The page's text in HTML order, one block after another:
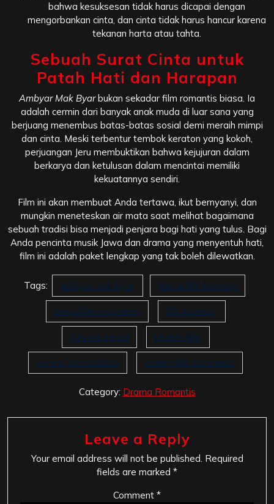
bahwa kesuksesan tidak harus dicapai dengan
mengorbankan cinta, dan cinta tidak harus hancur karena
tekanan harta atau tahta.
Sebuah Surat Cinta untuk
Patah Hati dan Harapan
Ambyar Mak Byarbukan sekadar film romantis biasa. Ia
adalah cermin dari banyak anak muda di luar sana yang
berjuang menembus batas-batas sosial demi meraih mimpi
dan cinta. Meski terbentur tembok keraton yang kokoh,
perjuangan Jeru membuktikan bahwa kejujuran dalam
berkarya dan ketulusan dalam mencintai memiliki
kekuatannya sendiri.
Film ini akan membuat Anda tertawa, ikut bernyanyi, dan
mungkin meneteskan air mata saat melihat bagaimana
sebuah tradisi bisa menjadi penjara bagi hati yang tulus. Bagi
Anda pencinta musik Jawa dan drama yang menyentuh hati,
film ini adalah paket lengkap yang tak boleh dilewatkan.
Tags: ambyar mak byar berita film bioskop
berita film indonesia film bioskop
film indonesia review film
review film bioskop review film indonesia
Category: Drama Romantis
Leave a Reply
Your email address will not be published. Required
fields are marked *
Comment *